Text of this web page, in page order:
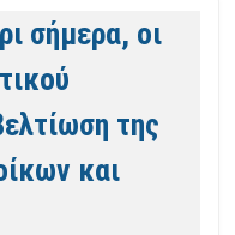
σήμερα, οι
της
και